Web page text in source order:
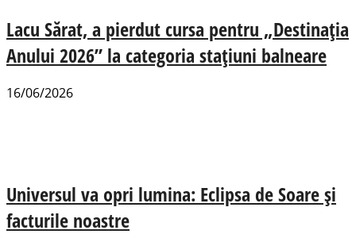
Lacu Sărat, a pierdut cursa pentru „Destinația
Anului 2026” la categoria stațiuni balneare
16/06/2026
Universul va opri lumina: Eclipsa de Soare și
facturile noastre